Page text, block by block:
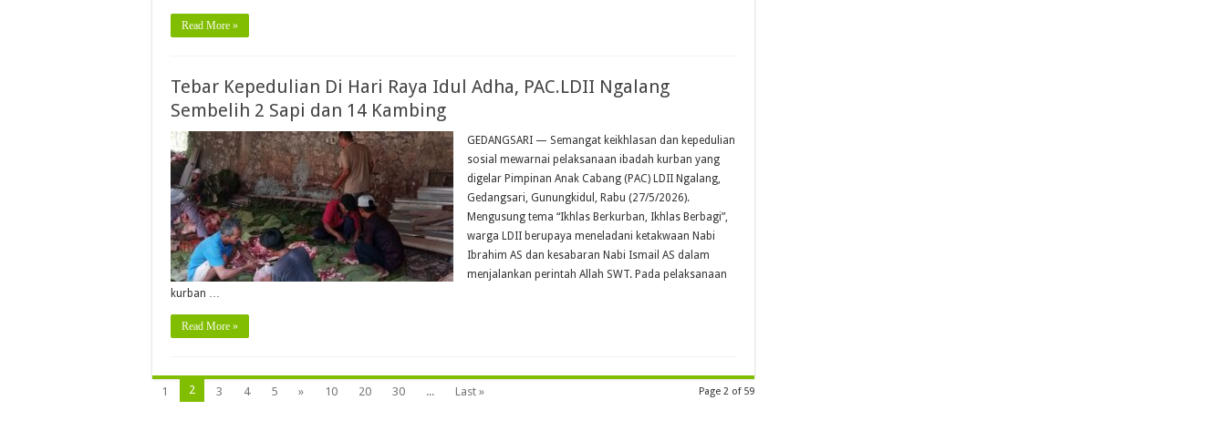
Read More »
Tebar Kepedulian Di Hari Raya Idul Adha, PAC.LDII Ngalang
Sembelih 2 Sapi dan 14 Kambing
GEDANGSARI — Semangat keikhlasan dan kepedulian
sosial mewarnai pelaksanaan ibadah kurban yang
digelar Pimpinan Anak Cabang (PAC) LDII Ngalang,
Gedangsari, Gunungkidul, Rabu (27/5/2026).
Mengusung tema “Ikhlas Berkurban, Ikhlas Berbagi”,
warga LDII berupaya meneladani ketakwaan Nabi
Ibrahim AS dan kesabaran Nabi Ismail AS dalam
menjalankan perintah Allah SWT. Pada pelaksanaan
kurban …
Read More »
Page 2 of 59
1 2 3 4 5 » 10 20 30 ... Last »